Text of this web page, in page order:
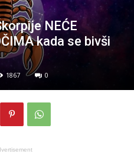
NEĆE
kada se bivši
1867 0